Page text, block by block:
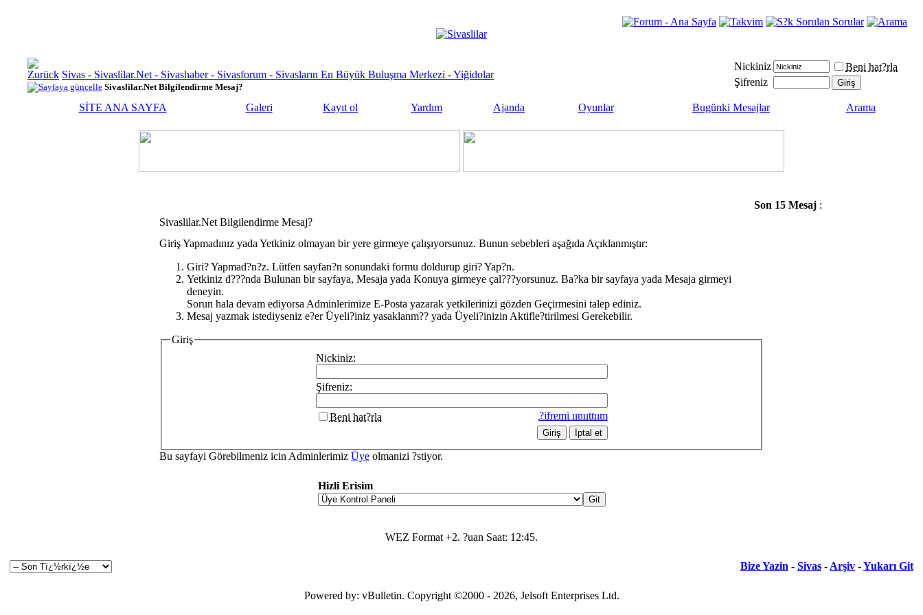
Sivas - Sivaslilar.Net - Sivashaber - Sivasforum - Sivasların En Büyük Buluşma Merkezi - Yiğidolar
Sivaslilar.Net Bilgilendirme Mesaj?
Nickiniz
Beni hat?rla
Şifreniz
SİTE ANA SAYFA Galeri Kayıt ol Yardım Ajanda Oyunlar Bugünki Mesajlar Arama
Son 15 Mesaj:
Sivaslilar.Net Bilgilendirme Mesaj?
Giriş Yapmadınız yada Yetkiniz olmayan bir yere girmeye çalışıyorsunuz. Bunun sebebleri aşağıda Açıklanmıştır:
Giri? Yapmad?n?z. Lütfen sayfan?n sonundaki formu doldurup giri? Yap?n.
Yetkiniz d???nda Bulunan bir sayfaya, Mesaja yada Konuya girmeye çal???yorsunuz. Ba?ka bir sayfaya yada Mesaja girmeyi
deneyin.
Sorun hala devam ediyorsa Adminlerimize E-Posta yazarak yetkilerinizi gözden Geçirmesini talep ediniz.
Mesaj yazmak istediyseniz e?er Üyeli?iniz yasaklanm?? yada Üyeli?inizin Aktifle?tirilmesi Gerekebilir.
Giriş
Nickiniz:
Şifreniz:
?ifremi unuttum
Beni hat?rla
Bu sayfayi Görebilmeniz icin Adminlerimiz Üye olmanizi ?stiyor.
Hizli Erisim
WEZ Format +2. ?uan Saat: 12:45.
Bize Yazin - Sivas - Arşiv -Yukarı Git
Powered by: vBulletin. Copyright ©2000 - 2026, Jelsoft Enterprises Ltd.